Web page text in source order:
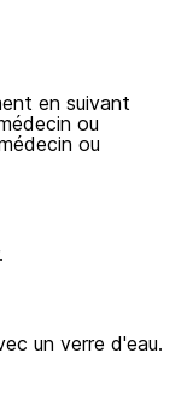
en suivant
ou
ou
un verre d'eau.